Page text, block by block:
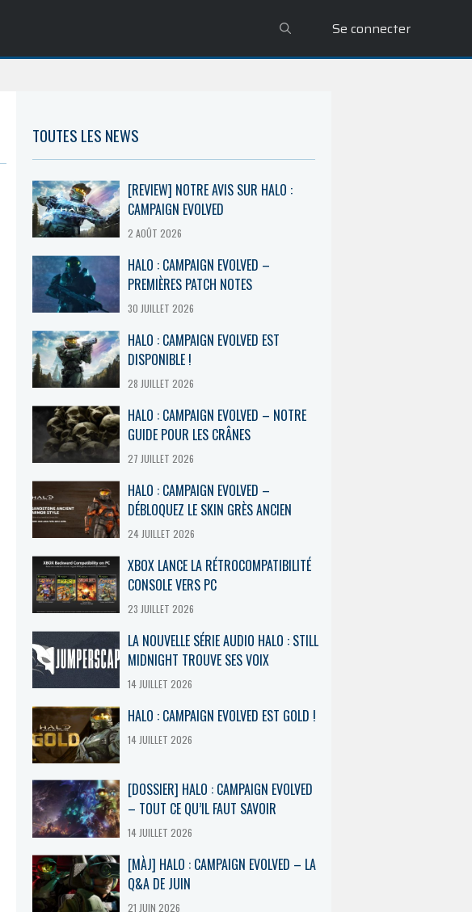
Se connecter
TOUTES LES NEWS
[REVIEW] NOTRE AVIS SUR HALO :
CAMPAIGN EVOLVED
2 AOÛT 2026
HALO : CAMPAIGN EVOLVED –
PREMIÈRES PATCH NOTES
30 JUILLET 2026
HALO : CAMPAIGN EVOLVED EST
DISPONIBLE !
28 JUILLET 2026
HALO : CAMPAIGN EVOLVED – NOTRE
GUIDE POUR LES CRÂNES
27 JUILLET 2026
HALO : CAMPAIGN EVOLVED –
DÉBLOQUEZ LE SKIN GRÈS ANCIEN
24 JUILLET 2026
XBOX LANCE LA RÉTROCOMPATIBILITÉ
CONSOLE VERS PC
23 JUILLET 2026
LA NOUVELLE SÉRIE AUDIO HALO : STILL
MIDNIGHT TROUVE SES VOIX
14 JUILLET 2026
HALO : CAMPAIGN EVOLVED EST GOLD !
14 JUILLET 2026
[DOSSIER] HALO : CAMPAIGN EVOLVED
– TOUT CE QU’IL FAUT SAVOIR
14 JUILLET 2026
[MÀJ] HALO : CAMPAIGN EVOLVED – LA
Q&A DE JUIN
21 JUIN 2026